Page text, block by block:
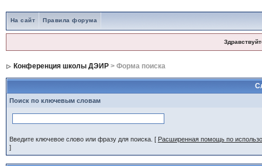
На сайт Правила форума
Конференция школы ДЭИР> Форма поиска
Поиск по ключевым словам
Введите ключевое слово или фразу для поиска. [ Расширенная помощь по
]